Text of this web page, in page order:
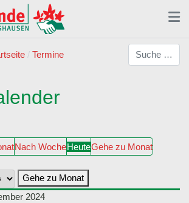
Termine Suchen
Nach WocheHeuteGehe zu Monat
Gehe zu Monat
2024